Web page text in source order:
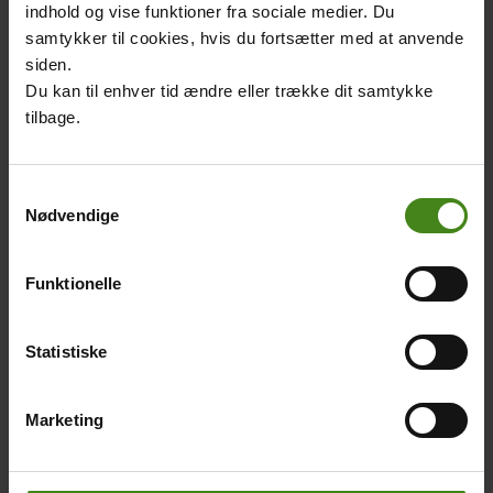
indhold og vise funktioner fra sociale medier. Du
samtykker til cookies, hvis du fortsætter med at anvende
siden.
Du kan til enhver tid ændre eller trække dit samtykke
tilbage.
Nødvendige
Funktionelle
Statistiske
Marketing
credit
Related
Main
Religion og tro
Body
Den officielle religion i
Body
Maya-folk har levet i